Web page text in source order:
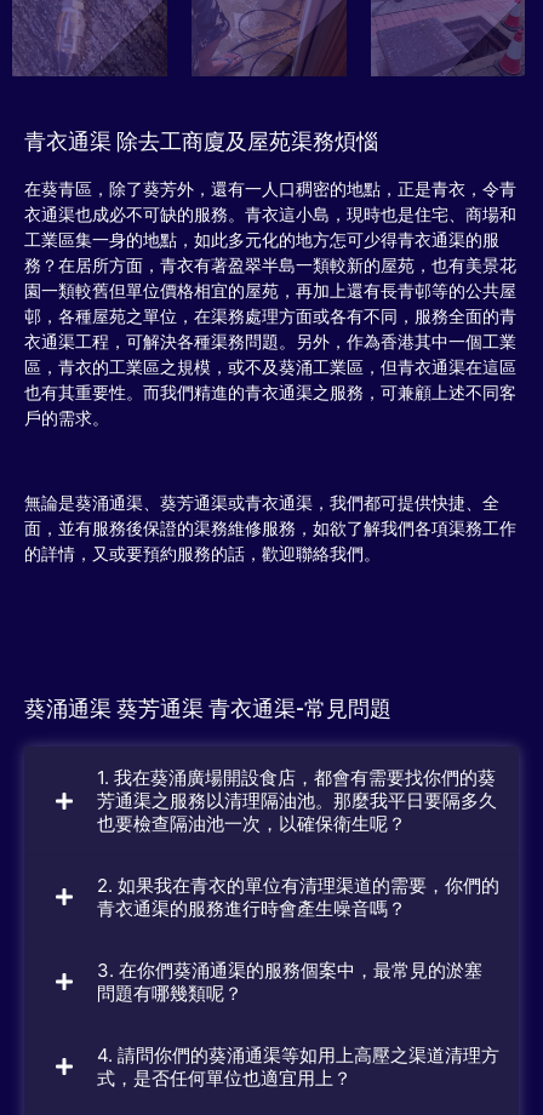
青衣通渠 除去工商廈及屋苑渠務煩惱
在葵青區，除了葵芳外，還有一人口稠密的地點，正是青衣，令青
衣通渠也成必不可缺的服務。青衣這小島，現時也是住宅、商場和
工業區集一身的地點，如此多元化的地方怎可少得青衣通渠的服
務？在居所方面，青衣有著盈翠半島一類較新的屋苑，也有美景花
園一類較舊但單位價格相宜的屋苑，再加上還有長青邨等的公共屋
邨，各種屋苑之單位，在渠務處理方面或各有不同，服務全面的青
衣通渠工程，可解決各種渠務問題。另外，作為香港其中一個工業
區，青衣的工業區之規模，或不及葵涌工業區，但青衣通渠在這區
也有其重要性。而我們精進的青衣通渠之服務，可兼顧上述不同客
戶的需求。
無論是葵涌通渠、葵芳通渠或青衣通渠，我們都可提供快捷、全
面，並有服務後保證的渠務維修服務，如欲了解我們各項渠務工作
的詳情，又或要預約服務的話，歡迎聯絡我們。
葵涌通渠 葵芳通渠 青衣通渠-常見問題
1. 我在葵涌廣場開設食店，都會有需要找你們的葵
芳通渠之服務以清理隔油池。那麼我平日要隔多久
也要檢查隔油池一次，以確保衛生呢？
2. 如果我在青衣的單位有清理渠道的需要，你們的
青衣通渠的服務進行時會產生噪音嗎？
3. 在你們葵涌通渠的服務個案中，最常見的淤塞
問題有哪幾類呢？
4. 請問你們的葵涌通渠等如用上高壓之渠道清理方
式，是否任何單位也適宜用上？